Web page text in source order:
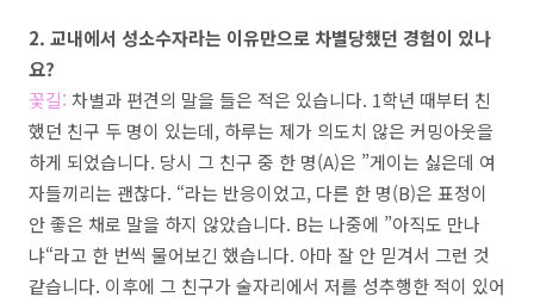
2. 교내에서 성소수자라는 이유만으로 차별당했던 경험이 있나
요?
꽃길: 차별과 편견의 말을 들은 적은 있습니다. 1학년 때부터 친
했던 친구 두 명이 있는데, 하루는 제가 의도치 않은 커밍아웃을
하게 되었습니다. 당시 그 친구 중 한 명(A)은 ”게이는 싫은데 여
자들끼리는 괜찮다. “라는 반응이었고, 다른 한 명(B)은 표정이
안 좋은 채로 말을 하지 않았습니다. B는 나중에 ”아직도 만나
냐“라고 한 번씩 물어보긴 했습니다. 아마 잘 안 믿겨서 그런 것
같습니다. 이후에 그 친구가 술자리에서 저를 성추행한 적이 있어